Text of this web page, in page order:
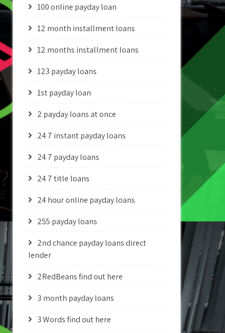
100 online payday loan
12 month installment loans
12 months installment loans
123 payday loans
1st payday loan
2 payday loans at once
24 7 instant payday loans
24 7 payday loans
24 7 title loans
24 hour online payday loans
255 payday loans
2nd chance payday loans direct
lender
2RedBeans find out here
3 month payday loans
3 Words find out here